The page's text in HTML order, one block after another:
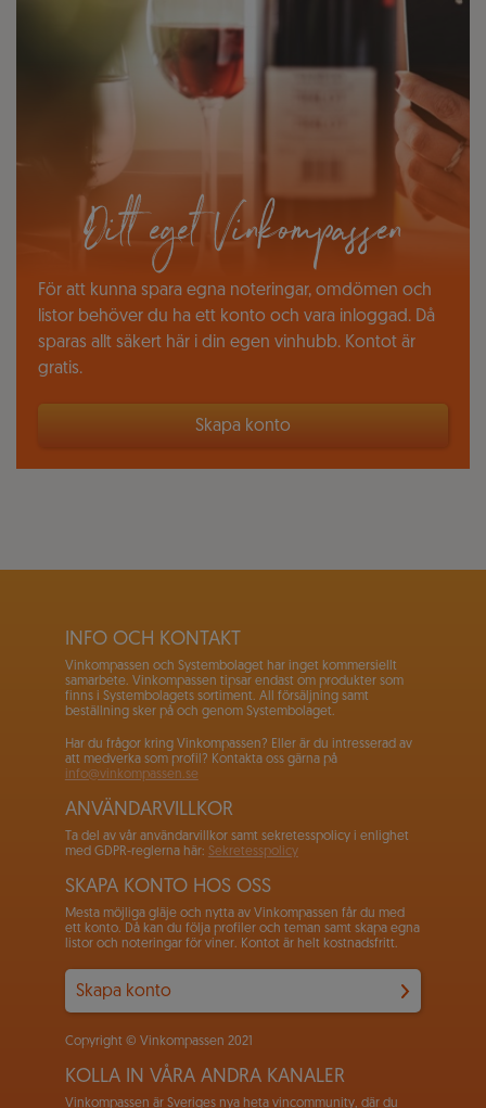
Ditt eget Vinkompassen
För att kunna spara egna noteringar, omdömen och
listor behöver du ha ett konto och vara inloggad. Då
sparas allt säkert här i din egen vinhubb. Kontot är
gratis.
Skapa konto
INFO OCH KONTAKT
Vinkompassen och Systembolaget har inget kommersiellt
samarbete. Vinkompassen tipsar endast om produkter som
finns i Systembolagets sortiment. All försäljning samt
beställning sker på och genom Systembolaget.
Har du frågor kring Vinkompassen? Eller är du intresserad av
att medverka som profil? Kontakta oss gärna på
info@vinkompassen.se
ANVÄNDARVILLKOR
Ta del av vår användarvillkor samt sekretesspolicy i enlighet
med GDPR-reglerna här: Sekretesspolicy
SKAPA KONTO HOS OSS
Mesta möjliga gläje och nytta av Vinkompassen får du med
ett konto. Då kan du följa profiler och teman samt skapa egna
listor och noteringar för viner. Kontot är helt kostnadsfritt.
Skapa konto
Copyright © Vinkompassen 2021
KOLLA IN VÅRA ANDRA KANALER
Vinkompassen är Sveriges nya heta vincommunity, där du